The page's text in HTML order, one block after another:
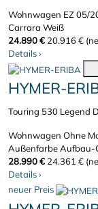
Wohnwagen EZ 05/
Carrara Weiß
24.890 € 20.916 €
Details›
HYMER-
Touring 530 Legend
Wohnwagen Ohne
Außenfarbe Aufbau-
28.990 € 24.361 €
Details›
neuer Preis